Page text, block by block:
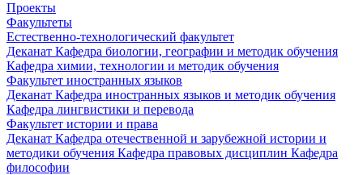
Проекты
Факультеты
Естественно-технологический факультет
Деканат Кафедра биологии, географии и методик обучения
Кафедра химии, технологии и методик обучения
Факультет иностранных языков
Деканат Кафедра иностранных языков и методик обучения
Кафедра лингвистики и перевода
Факультет истории и права
Деканат Кафедра отечественной и зарубежной истории и
методики обучения Кафедра правовых дисциплин Кафедра
философии